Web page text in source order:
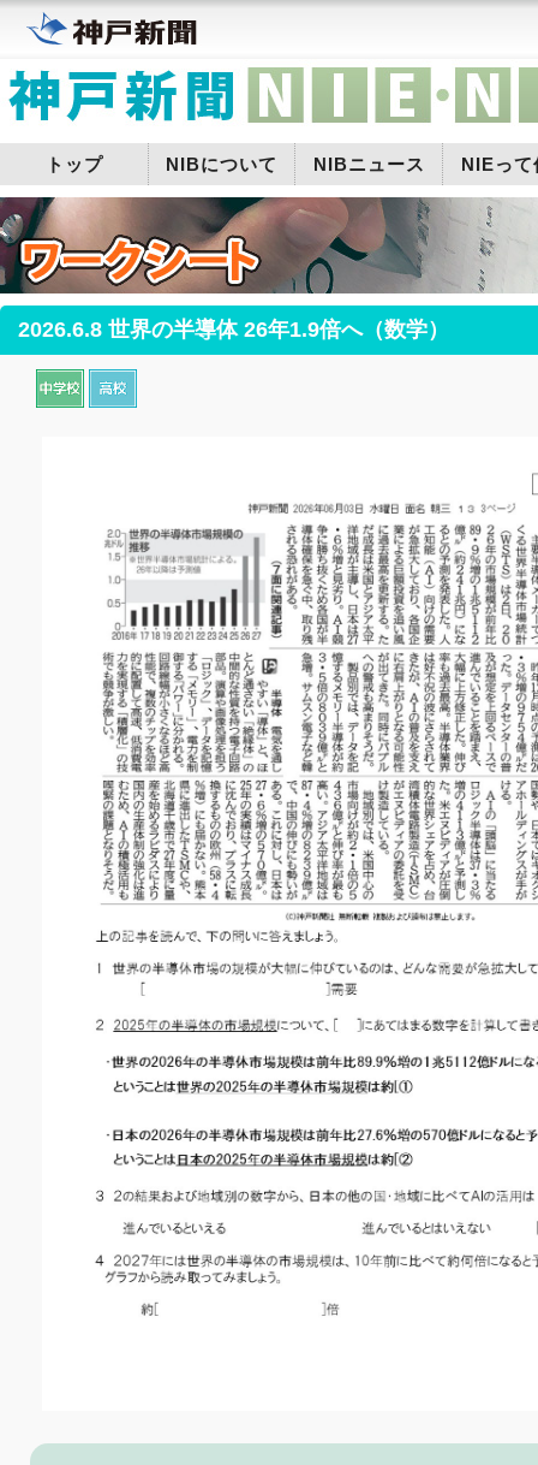
トップ NIBについて NIBニュース NIEって
2026.6.8 世界の半導体 26年1.9倍へ（数学）